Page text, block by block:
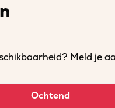
Meld je
Ochtend